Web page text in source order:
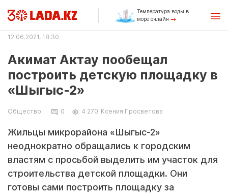
Температура воды в
море онлайн
12.06.2021, 18:30
Акимат Актау пообещал
построить детскую площадку в
«Шыгыс-2»
Общество 0 4 270 Ксения Просветова
Жильцы микрорайона «Шыгыс-2»
неоднократно обращались к городским
властям с просьбой выделить им участок для
строительства детской площадки. Они
готовы сами построить площадку за